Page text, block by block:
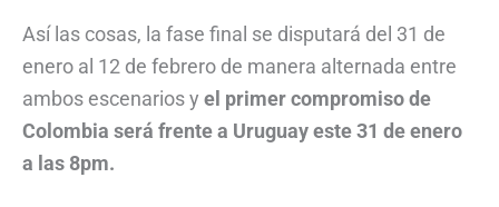
Así las cosas, la fase final se disputará del 31 de
enero al 12 de febrero de manera alternada entre
ambos escenarios y el primer compromiso de
Colombia será frente a Uruguay este 31 de enero
a las 8pm.